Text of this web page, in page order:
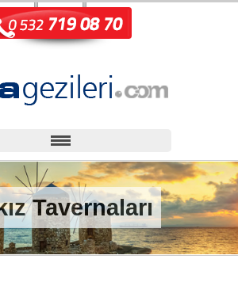
Tavernaları